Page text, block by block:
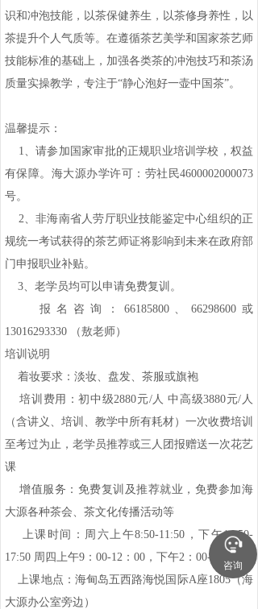
识和冲泡技能，以茶保健养生，以茶修身养性，以
茶提升个人气质等。在遵循茶艺美学和国家茶艺师
技能标准的基础上，加强各类茶的冲泡技巧和茶汤
质量实操教学，专注于“静心泡好一壶中国茶”。
温馨提示：
1、请参加国家审批的正规职业培训学校，权益
有保障。海大源办学许可：劳社民4600002000073
号。
2、非海南省人劳厅职业技能鉴定中心组织的正
规统一考试获得的茶艺师证将影响到未来在政府部
门申报职业补贴。
3、老学员均可以申请免费复训。
报名咨询：66185800、66298600或
13016293330 （敖老师）
培训说明
着妆要求：淡妆、盘发、茶服或旗袍
培训费用：初中级2880元/人 中高级3880元/人
（含讲义、培训、教学中所有耗材）一次收费培训
至考过为止，老学员推荐或三人团报赠送一次花艺
课
增值服务：免费复训及推荐就业，免费参加海
大源各种茶会、茶文化传播活动等
上课时间：周六上午8:50-11:50，下午14:50-
17:50 周四上午9：00-12：00，下午2：00-4：30
上课地点：海甸岛五西路海悦国际A座1805（海
大源办公室旁边）
咨询